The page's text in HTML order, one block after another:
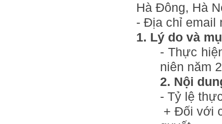
Hà Đông, Hà
- Địa chỉ email
1. Lý do và
- Thực
niên năm
2. Nội
- Tỷ lệ
+ Đối với